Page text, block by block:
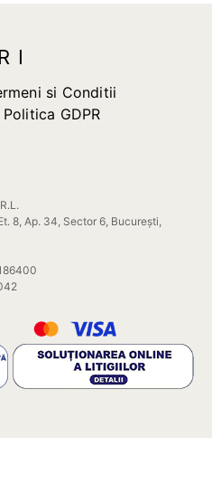
si Conditii
Politica GDPR
8, Ap. 34, Sector 6, București,